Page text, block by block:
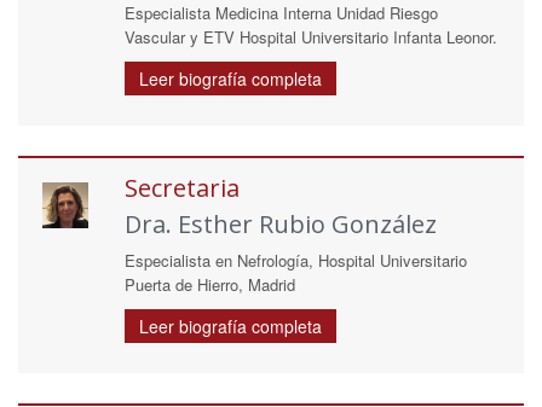
Especialista Medicina Interna Unidad Riesgo
Vascular y ETV Hospital Universitario Infanta Leonor.
Leer biografía completa
Secretaria
Dra. Esther Rubio González
Especialista en Nefrología, Hospital Universitario
Puerta de Hierro, Madrid
Leer biografía completa